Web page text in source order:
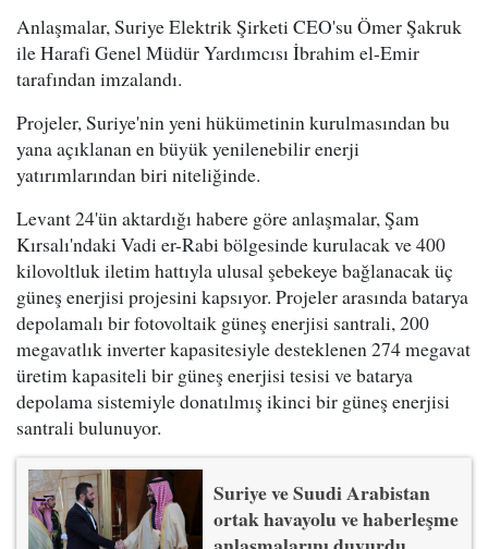
Anlaşmalar, Suriye Elektrik Şirketi CEO'su Ömer Şakruk
ile Harafi Genel Müdür Yardımcısı İbrahim el-Emir
tarafından imzalandı.
Projeler, Suriye'nin yeni hükümetinin kurulmasından bu
yana açıklanan en büyük yenilenebilir enerji
yatırımlarından biri niteliğinde.
Levant 24'ün aktardığı habere göre anlaşmalar, Şam
Kırsalı'ndaki Vadi er-Rabi bölgesinde kurulacak ve 400
kilovoltluk iletim hattıyla ulusal şebekeye bağlanacak üç
güneş enerjisi projesini kapsıyor. Projeler arasında batarya
depolamalı bir fotovoltaik güneş enerjisi santrali, 200
megavatlık inverter kapasitesiyle desteklenen 274 megavat
üretim kapasiteli bir güneş enerjisi tesisi ve batarya
depolama sistemiyle donatılmış ikinci bir güneş enerjisi
santrali bulunuyor.
Suriye ve Suudi Arabistan
ortak havayolu ve haberleşme